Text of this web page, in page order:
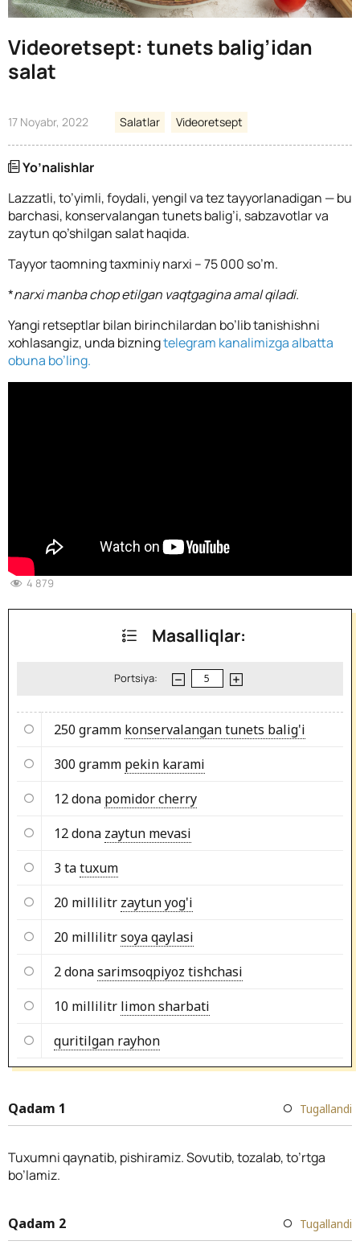
Videoretsept: tunets balig’idan
salat
17 Noyabr, 2022 Salatlar Videoretsept
Yo’nalishlar
Lazzatli, to’yimli, foydali, yengil va tez tayyorlanadigan — bu
barchasi, konservalangan tunets balig’i, sabzavotlar va
zaytun qo’shilgan salat haqida.
Tayyor taomning taxminiy narxi – 75 000 so’m.
*narxi manba chop etilgan vaqtgagina amal qiladi.
Yangi retseptlar bilan birinchilardan bo’lib tanishishni
xohlasangiz, unda bizningtelegram kanalimizga albatta
obuna bo’ling.
4 879
Masalliqlar:
Portsiya:
250 gramm konservalangan tunets balig'i
300 gramm pekin karami
12 dona pomidor cherry
12 dona zaytun mevasi
3 tatuxum
20 millilitr zaytun yog'i
20 millilitrsoya qaylasi
2 donasarimsoqpiyoz tishchasi
10 millilitr limon sharbati
quritilgan rayhon
Qadam 1 Tugallandi
Tuxumni qaynatib, pishiramiz. Sovutib, tozalab, to’rtga
bo’lamiz.
Qadam 2 Tugallandi